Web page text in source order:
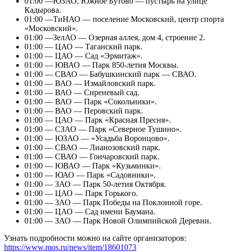
Кадырова.
01:00 —ТиНАО — поселение Московский, центр спорта
«Московский».
01:00 —ЗелАО — Озерная аллея, дом 4, строение 2.
01:00 — ЦАО — Таганский парк.
01:00 — ЦАО — Сад «Эрмитаж».
01:00 — ЮВАО — Парк 850-летия Москвы.
01:00 — СВАО — Бабушкинский парк — СВАО.
01:00 — ВАО — Измайловский парк.
01:00 — ВАО — Сиреневый сад.
01:00 — ВАО — Парк «Сокольники».
01:00 — ВАО — Перовский парк.
01:00 — ЦАО — Парк «Красная Пресня».
01:00 — СЗАО — Парк «Северное Тушино».
01:00 — ЮЗАО — «Усадьба Воронцово».
01:00 — СВАО — Лианозовский парк.
01:00 — СВАО — Гончаровский парк.
01:00 — ЮВАО — Парк «Кузьминки».
01:00 — ЮАО — Парк «Садовники».
01:00 — ЗАО — Парк 50-летия Октября.
01:00 — ЦАО — Парк Горького.
01:00 — ЗАО — Парк Победы на Поклонной горе.
01:00 — ЦАО — Сад имени Баумана.
01:00 — ЗАО — Парк Новой Олимпийской Деревни.
Узнать подробности можно на сайте организаторов:
https://www.mos.ru/news/item/18601073